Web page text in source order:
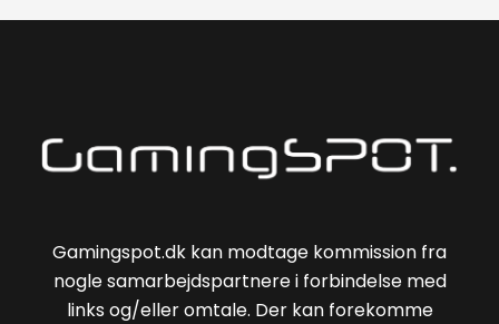
Gamingspot.dk kan modtage kommission fra
nogle samarbejdspartnere i forbindelse med
links og/eller omtale. Der kan forekomme